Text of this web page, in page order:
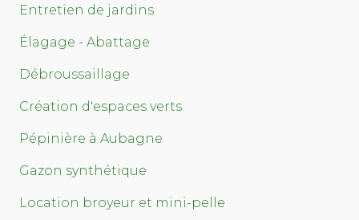
Entretien de jardins
Élagage - Abattage
Débroussaillage
Création d'espaces verts
Pépinière à Aubagne
Gazon synthétique
Location broyeur et mini-pelle